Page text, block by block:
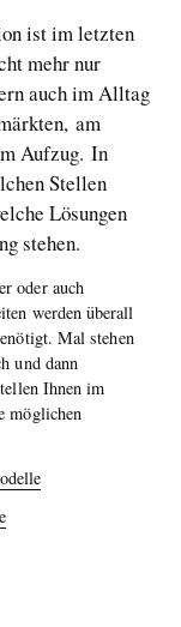
ist im letzten
mehr nur
auch im Alltag
am
Aufzug. In
Stellen
Lösungen
stehen.
oder auch
werden überall
Mal stehen
und dann
Ihnen im
möglichen